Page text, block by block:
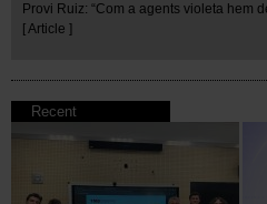
Provi Ruiz: “Com a agents violeta hem
[ Article ]
Recent